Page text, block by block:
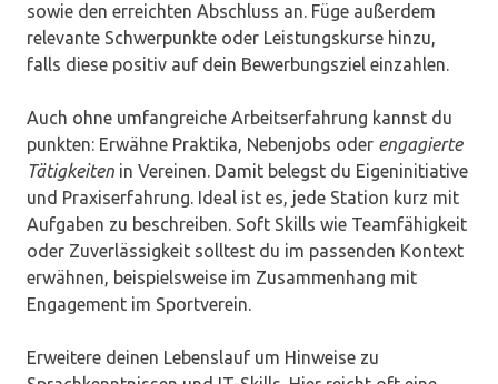
sowie den erreichten Abschluss an. Füge außerdem
relevante Schwerpunkte oder Leistungskurse hinzu,
falls diese positiv auf dein Bewerbungsziel einzahlen.
Auch ohne umfangreiche Arbeitserfahrung kannst du
punkten: Erwähne Praktika, Nebenjobs oder engagierte
Tätigkeiten in Vereinen. Damit belegst du Eigeninitiative
und Praxiserfahrung. Ideal ist es, jede Station kurz mit
Aufgaben zu beschreiben. Soft Skills wie Teamfähigkeit
oder Zuverlässigkeit solltest du im passenden Kontext
erwähnen, beispielsweise im Zusammenhang mit
Engagement im Sportverein.
Erweitere deinen Lebenslauf um Hinweise zu